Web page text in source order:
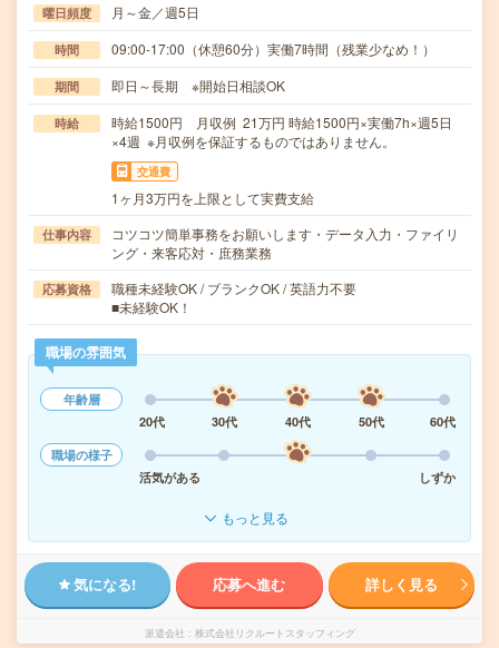
曜日頻度 月～金／週5日
時間 09:00-17:00（休憩60分）実働7時間（残業少なめ！）
期間 即日～長期 ※開始日相談OK
時給
時給1500円 月収例 21万円 時給1500円×実働7h×週5日
×4週 ※月収例を保証するものではありません。
交通費
1ヶ月3万円を上限として実費支給
仕事内容
コツコツ簡単事務をお願いします・データ入力・ファイリ
ング・来客応対・庶務業務
応募資格
職種未経験OK / ブランクOK / 英語力不要
■未経験OK！
職場の雰囲気
年齢層
20代
30代 40代 50代
60代
職場の様子
活気がある
しずか
もっと見る
気になる! 応募へ進む 詳しく見る
派遣会社 株式会社リクルートスタッフィング